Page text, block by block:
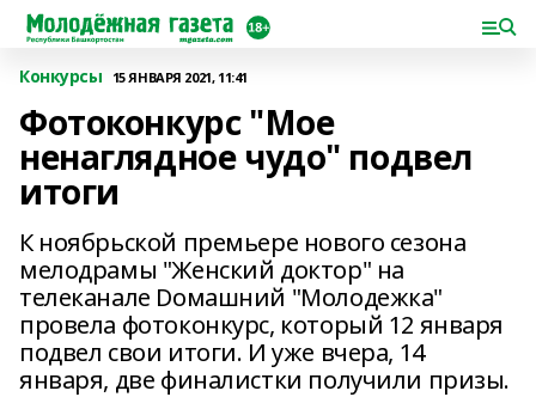
Конкурсы 15 ЯНВАРЯ 2021, 11:41
Фотоконкурс "Мое
ненаглядное чудо" подвел
итоги
К ноябрьской премьере нового сезона
мелодрамы "Женский доктор" на
телеканале Dомашний "Молодежка"
провела фотоконкурс, который 12 января
подвел свои итоги. И уже вчера, 14
января, две финалистки получили призы.